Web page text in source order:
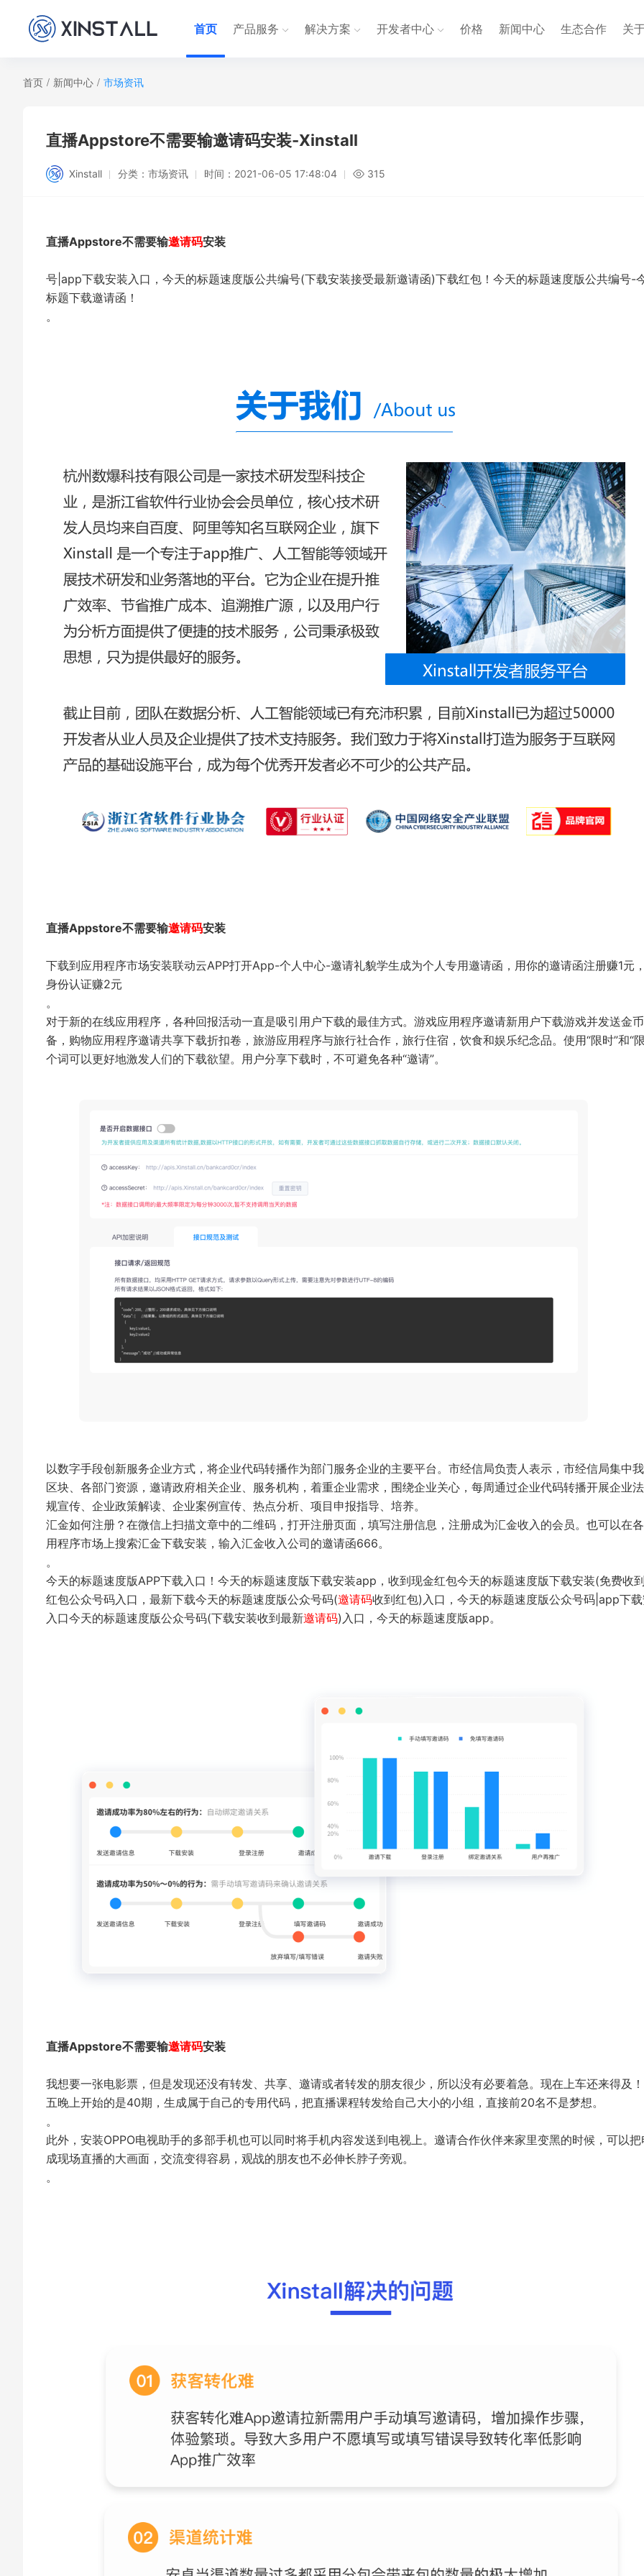
首页 产品服务 解决方案 开发者中心 价格 新闻中心 生态合作 关
首页 / 新闻中心 / 市场资讯
直播Appstore不需要输邀请码安装-Xinstall
Xinstall 分类： 市场资讯 时间： 2021-06-05 17:48:04 315
直播Appstore不需要输邀请码安装
号|app下载安装入口，今天的标题速度版公共编号(下载安装接受最新邀请函)下载红包！今天的标题速度版公共编号-
标题下载邀请函！
。
直播Appstore不需要输邀请码安装
下载到应用程序市场安装联动云APP打开App-个人中心-邀请礼貌学生成为个人专用邀请函，用你的邀请函注册赚1元
身份认证赚2元
。
对于新的在线应用程序，各种回报活动一直是吸引用户下载的最佳方式。游戏应用程序邀请新用户下载游戏并发送金
备，购物应用程序邀请共享下载折扣卷，旅游应用程序与旅行社合作，旅行住宿，饮食和娱乐纪念品。使用“限时”和“
个词可以更好地激发人们的下载欲望。用户分享下载时，不可避免各种“邀请”。
以数字手段创新服务企业方式，将企业代码转播作为部门服务企业的主要平台。市经信局负责人表示，市经信局集中
区块、各部门资源，邀请政府相关企业、服务机构，着重企业需求，围绕企业关心，每周通过企业代码转播开展企业
规宣传、企业政策解读、企业案例宣传、热点分析、项目申报指导、培养。
汇金如何注册？在微信上扫描文章中的二维码，打开注册页面，填写注册信息，注册成为汇金收入的会员。也可以在
用程序市场上搜索汇金下载安装，输入汇金收入公司的邀请函666。
。
今天的标题速度版APP下载入口！今天的标题速度版下载安装app，收到现金红包今天的标题速度版下载安装(免费收
红包公众号码入口，最新下载今天的标题速度版公众号码(邀请码收到红包)入口，今天的标题速度版公众号码|app下
入口今天的标题速度版公众号码(下载安装收到最新邀请码)入口，今天的标题速度版app。
直播Appstore不需要输邀请码安装
我想要一张电影票，但是发现还没有转发、共享、邀请或者转发的朋友很少，所以没有必要着急。现在上车还来得及
五晚上开始的是40期，生成属于自己的专用代码，把直播课程转发给自己大小的小组，直接前20名不是梦想。
。
此外，安装OPPO电视助手的多部手机也可以同时将手机内容发送到电视上。邀请合作伙伴来家里变黑的时候，可以
成现场直播的大画面，交流变得容易，观战的朋友也不必伸长脖子旁观。
。